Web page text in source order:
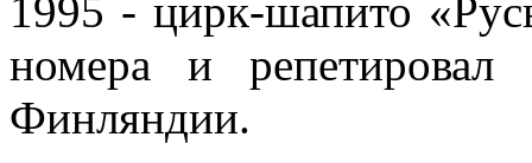
1995 - цирк-шапито
номера и
Финляндии.